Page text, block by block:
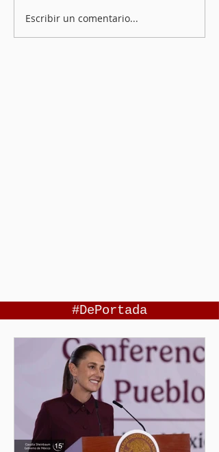
Escribir un comentario...
#DePortada